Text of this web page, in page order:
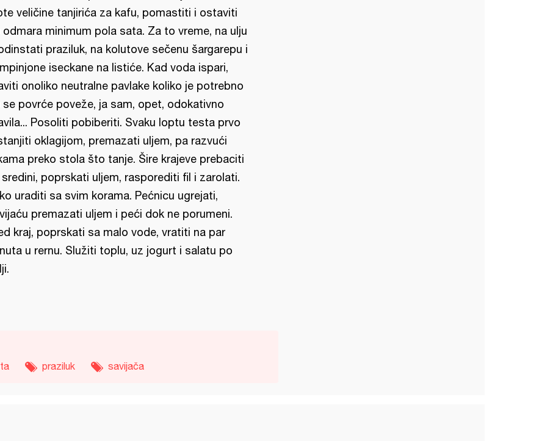
veličine tanjirića za kafu, pomastiti i ostaviti
odmara minimum pola sata. Za to vreme, na ulju
praziluk, na kolutove sečenu šargarepu i
iseckane na listiće. Kad voda ispari,
onoliko neutralne pavlake koliko je potrebno
se povrće poveže, ja sam, opet, odokativno
Posoliti pobiberiti. Svaku loptu testa prvo
oklagijom, premazati uljem, pa razvući
preko stola što tanje. Šire krajeve prebaciti
sredini, poprskati uljem, rasporediti fil i zarolati.
uraditi sa svim korama. Pećnicu ugrejati,
premazati uljem i peći dok ne porumeni.
kraj, poprskati sa malo vode, vratiti na par
u rernu. Služiti toplu, uz jogurt i salatu po
praziluk savijača